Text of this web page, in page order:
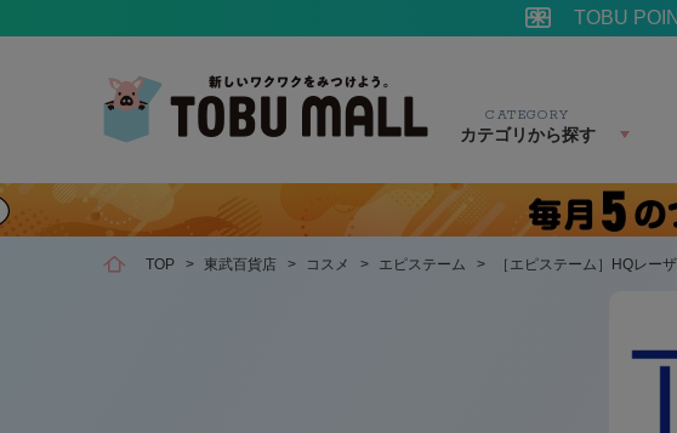
TOBU
CATEGORY
カテゴリから探す
TOP > 東武百貨店 > コスメ > エピステーム > ［エピステーム］HQレー